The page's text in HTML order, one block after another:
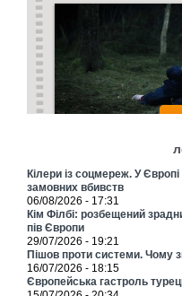
Кілери із соцмереж. У
замовних вбивств
06/08/2026 - 17:31
Кім Філбі: розбещений
пів Європи
29/07/2026 - 19:21
Пішов проти системи. Чому
16/07/2026 - 18:15
Європейська гастроль